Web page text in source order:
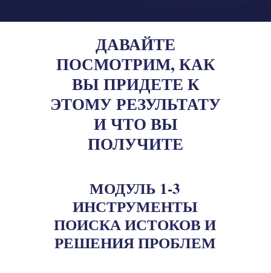
ДАВАЙТЕ
ПОСМОТРИМ, КАК
ВЫ ПРИДЕТЕ К
ЭТОМУ РЕЗУЛЬТАТУ
И ЧТО ВЫ
ПОЛУЧИТЕ
МОДУЛЬ 1-3
ИНСТРУМЕНТЫ
ПОИСКА ИСТОКОВ И
РЕШЕНИЯ ПРОБЛЕМ